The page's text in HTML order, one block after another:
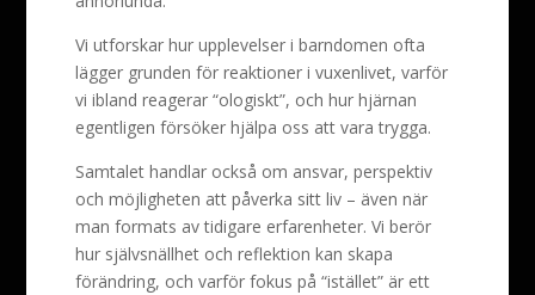
Vi utforskar hur upplevelser i barndomen ofta
lägger grunden för reaktioner i vuxenlivet, varför
vi ibland reagerar “ologiskt”, och hur hjärnan
egentligen försöker hjälpa oss att vara trygga.
Samtalet handlar också om ansvar, perspektiv
och möjligheten att påverka sitt liv – även när
man formats av tidigare erfarenheter. Vi berör
hur självsnällhet och reflektion kan skapa
förändring, och varför fokus på “istället” är ett